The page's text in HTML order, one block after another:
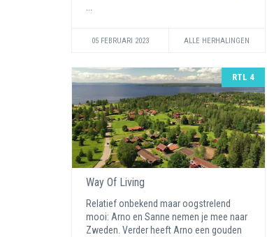
05 FEBRUARI 2023 ALLE HERHALINGEN
RTL 4
Way Of Living
Relatief onbekend maar oogstrelend
mooi: Arno en Sanne nemen je mee naar
Zweden. Verder heeft Arno een gouden